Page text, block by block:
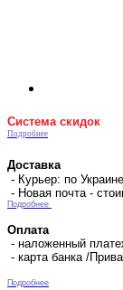
Система скидок
Подробнее
Доставка
- Курьер: по
- Новая почта -
Подробнее
Оплата
- наложенный
- карта банка /
Подробнее